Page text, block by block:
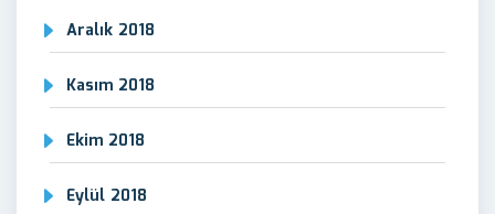
Aralık 2018
Kasım 2018
Ekim 2018
Eylül 2018